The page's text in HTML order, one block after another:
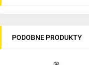
PODOBNE PRODUKTY